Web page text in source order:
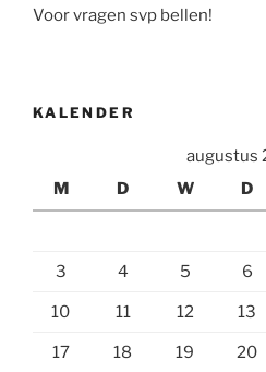
Voor vragen svp bellen!
KALENDER
augustus
M
D W D
3 4 5 6
10 11 12 13
17 18 19 20